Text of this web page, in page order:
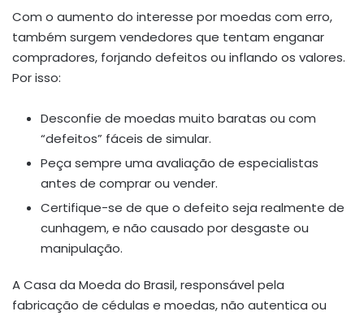
Com o aumento do interesse por moedas com erro,
também surgem vendedores que tentam enganar
compradores, forjando defeitos ou inflando os valores.
Por isso:
Desconfie de moedas muito baratas ou com
“defeitos” fáceis de simular.
Peça sempre uma avaliação de especialistas
antes de comprar ou vender.
Certifique-se de que o defeito seja realmente de
cunhagem, e não causado por desgaste ou
manipulação.
A Casa da Moeda do Brasil, responsável pela
fabricação de cédulas e moedas, não autentica ou